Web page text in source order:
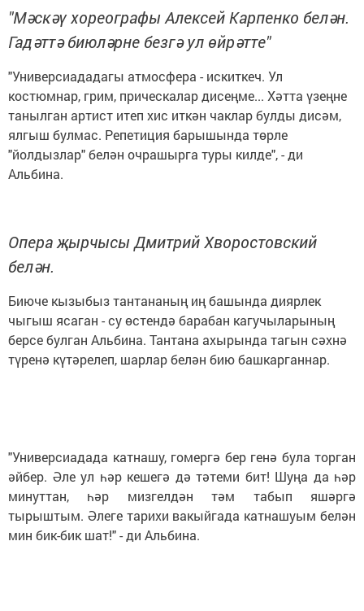
"Мәскәү хореографы Алексей Карпенко белән.
Гадәттә биюләрне безгә ул өйрәтте"
"Универсиададагы атмосфера - искиткеч. Ул
костюмнар, грим, прическалар дисеңме... Хәтта үзеңне
танылган артист итеп хис иткән чаклар булды дисәм,
ялгыш булмас. Репетиция барышында төрле
"йолдызлар" белән очрашырга туры килде", - ди
Альбина.
Опера җырчысы Дмитрий Хворостовский
белән.
Биюче кызыбыз тантананың иң башында диярлек
чыгыш ясаган - су өстендә барабан кагучыларының
берсе булган Альбина. Тантана ахырында тагын сәхнә
түренә күтәрелеп, шарлар белән бию башкарганнар.
"Универсиадада катнашу, гомергә бер генә була торган
әйбер. Әле ул һәр кешегә дә тәтеми бит! Шуңа да һәр
минуттан, һәр мизгелдән тәм табып яшәргә
тырыштым. Әлеге тарихи вакыйгада катнашуым белән
мин бик-бик шат!" - ди Альбина.